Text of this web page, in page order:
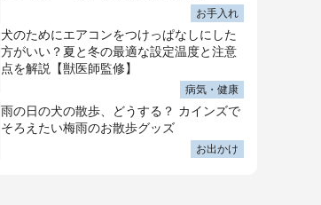
お手入れ
犬のためにエアコンをつけっぱなしにした
方がいい？夏と冬の最適な設定温度と注意
点を解説【獣医師監修】
病気・健康
雨の日の犬の散歩、どうする？ カインズで
そろえたい梅雨のお散歩グッズ
お出かけ